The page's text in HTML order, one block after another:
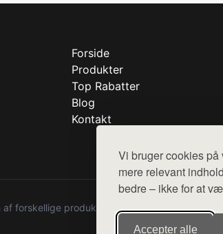
Vi bruger cookies
mere relevant
bedre – ikke for at
Accepter alle
Forside
Produkter
Top Rabatter
Blog
Kontakt
produkter fra diverse webshops.